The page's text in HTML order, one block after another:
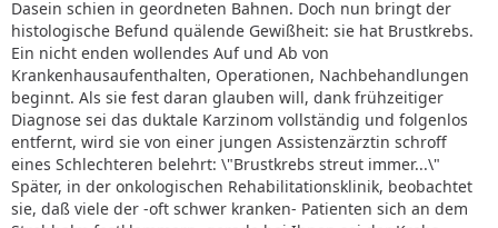
Dasein schien in geordneten Bahnen. Doch nun bringt der
histologische Befund quälende Gewißheit: sie hat Brustkrebs.
Ein nicht enden wollendes Auf und Ab von
Krankenhausaufenthalten, Operationen, Nachbehandlungen
beginnt. Als sie fest daran glauben will, dank frühzeitiger
Diagnose sei das duktale Karzinom vollständig und folgenlos
entfernt, wird sie von einer jungen Assistenzärztin schroff
eines Schlechteren belehrt: \"Brustkrebs streut immer...\"
Später, in der onkologischen Rehabilitationsklinik, beobachtet
sie, daß viele der -oft schwer kranken- Patienten sich an dem